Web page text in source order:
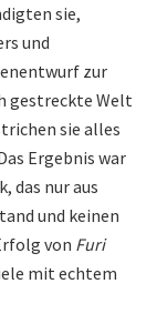
sie,
und
zur
gestreckte Welt
sie alles
Ergebnis war
das nur aus
und keinen
von Furi
mit echtem